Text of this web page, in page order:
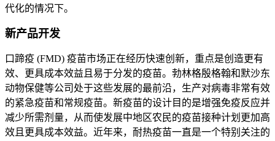
代化的情况下。
新产品开发
口蹄疫 (FMD) 疫苗市场正在经历快速创新，重点是创造更有
效、更具成本效益且易于分发的疫苗。勃林格殷格翰和默沙东
动物保健等公司处于这些发展的最前沿，生产对病毒非常有效
的紧急疫苗和常规疫苗。新疫苗的设计目的是增强免疫反应并
减少所需剂量，从而使发展中地区农民的疫苗接种计划更加高
效且更具成本效益。近年来，耐热疫苗一直是一个特别关注的